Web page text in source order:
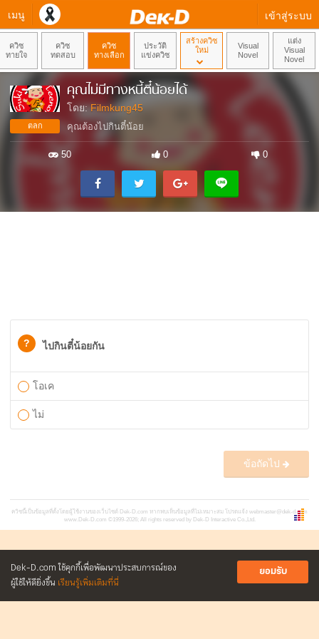
เมนู เข้าสู่ระบบ
Dek-D.com ใช้คุกกี้เพื่อพัฒนาประสบการณ์ของ
ผู้ใช้ให้ดียิ่งขึ้น เรียนรู้เพิ่มเติมที่นี่
ยอมรับ
ควิซ
ทายใจ
ควิซ
ทดสอบ
ควิซ
ทางเลือก
ประวัติ
แข่งควิซ
สร้างควิซ
ใหม่
Visual
Novel
แต่ง
Visual
Novel
ตลก
คุณไม่มีทางหนี้ตี๋น้อยได้
โดย:Filmkung45
คุณต้องไปกินตี๋น้อย
50 0 0
? ไปกินตี๋น้อยกัน
โอเค
ไม่
ข้อถัดไป
ควิซนี้เป็นข้อมูลที่ตั้งโดยผู้ใช้งานของเว็บไซต์ Dek-D.com หากพบเห็นข้อมูลที่ไม่เหมาะสม โปรดแจ้ง webmaster@dek-d.com
www.Dek-D.com ©1999-2026; All rights reserved by Dek-D Interactive Co.,Ltd.